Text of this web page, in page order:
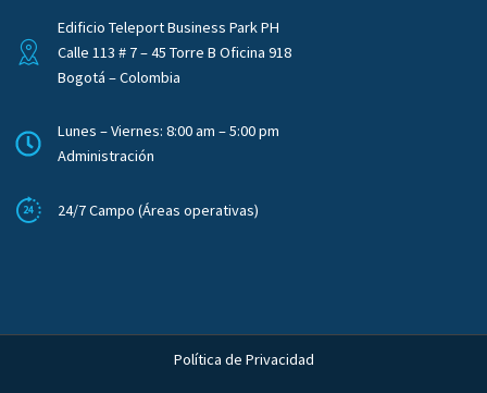
Edificio Teleport Business Park PH
Calle 113 # 7 – 45 Torre B Oficina 918
Bogotá – Colombia
Lunes – Viernes: 8:00 am – 5:00 pm
Administración
24/7 Campo (Áreas operativas)
Política de Privacidad